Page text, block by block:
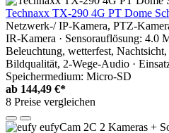
Technaxx TX-290 4G PT Dome
Netzwerk-/ IP-Kamera, PTZ-
IR-Kamera · Sensorauflösung: 4.0
Beleuchtung, wetterfest,
Bildqualität, 2-Wege-Audio ·
Speichermedium: Micro-SD
ab 144,49 €*
8 Preise vergleichen